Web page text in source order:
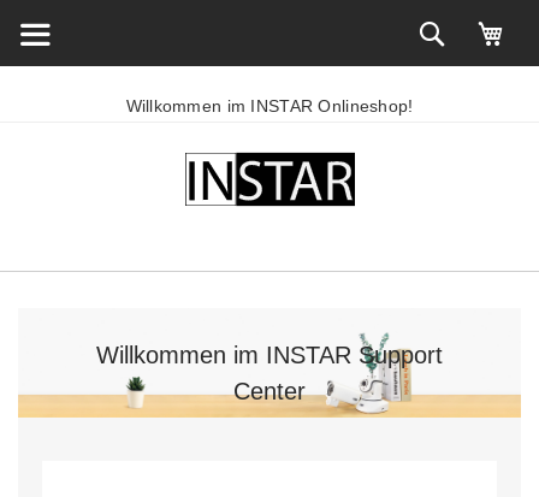
Willkommen im INSTAR Onlineshop!
Willkommen im INSTAR Support
Center